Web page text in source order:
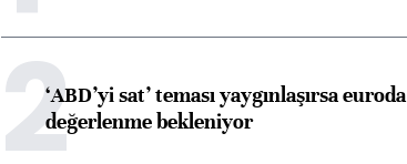
2‘ABD’yi sat’ teması yaygınlaşırsa euroda
değerlenme bekleniyor